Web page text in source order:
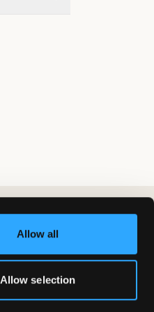
Allow all
Allow selection